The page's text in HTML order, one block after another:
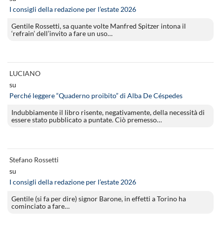
I consigli della redazione per l’estate 2026
Gentile Rossetti, sa quante volte Manfred Spitzer intona il
‘refrain’ dell’invito a fare un uso…
LUCIANO
su
Perché leggere “Quaderno proibito” di Alba De Céspedes
Indubbiamente il libro risente, negativamente, della necessità di
essere stato pubblicato a puntate. Ciò premesso…
Stefano Rossetti
su
I consigli della redazione per l’estate 2026
Gentile (si fa per dire) signor Barone, in effetti a Torino ha
cominciato a fare…